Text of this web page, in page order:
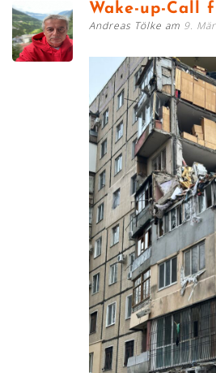
Wake-up-Call
Andreas Tölke am 9.